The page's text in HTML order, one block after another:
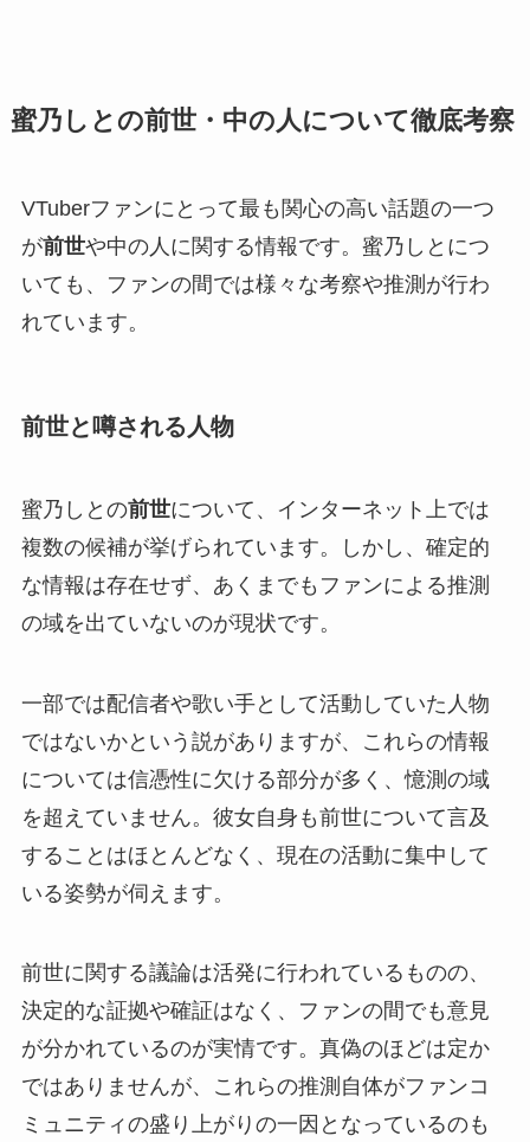
蜜乃しとの前世・中の人について徹底考察
VTuberファンにとって最も関心の高い話題の一つ
が前世や中の人に関する情報です。蜜乃しとにつ
いても、ファンの間では様々な考察や推測が行わ
れています。
前世と噂される人物
蜜乃しとの前世について、インターネット上では
複数の候補が挙げられています。しかし、確定的
な情報は存在せず、あくまでもファンによる推測
の域を出ていないのが現状です。
一部では配信者や歌い手として活動していた人物
ではないかという説がありますが、これらの情報
については信憑性に欠ける部分が多く、憶測の域
を超えていません。彼女自身も前世について言及
することはほとんどなく、現在の活動に集中して
いる姿勢が伺えます。
前世に関する議論は活発に行われているものの、
決定的な証拠や確証はなく、ファンの間でも意見
が分かれているのが実情です。真偽のほどは定か
ではありませんが、これらの推測自体がファンコ
ミュニティの盛り上がりの一因となっているのも